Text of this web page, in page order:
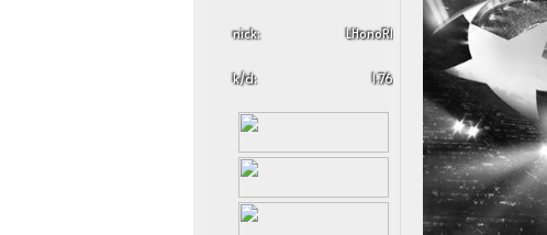
nick: LHonoRl
k/d: 1.76